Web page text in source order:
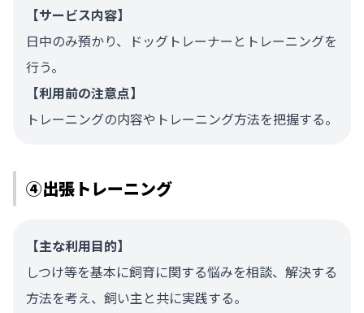
【サービス内容】
日中のみ預かり、ドッグトレーナーとトレーニングを
行う。
【利用前の注意点】
トレーニングの内容やトレーニング方法を把握する。
④出張トレーニング
【主な利用目的】
しつけ等を基本に飼育に関する悩みを相談、解決する
方法を考え、飼い主と共に実践する。